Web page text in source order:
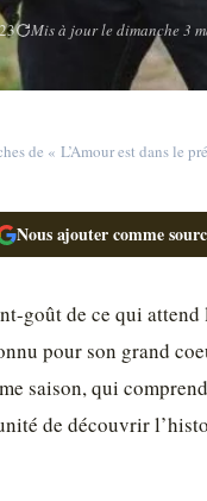
Mis à jour le dimanche 3
de « L’Amour est dans le
Nous ajouter comme
goût de ce qui
pour son grand
saison, qui
de découvrir